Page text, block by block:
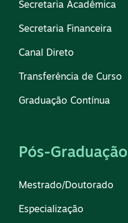
Secretaria Acadêmica
Secretaria Financeira
Canal Direto
Transferência de Curso
Graduação Contínua
Pós-Graduação
Mestrado/Doutorado
Especialização